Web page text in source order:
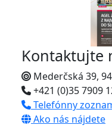
Kontaktujte
Mederčská 39,
+421 (0)35 7909
Telefónny
Ako nás nájdete